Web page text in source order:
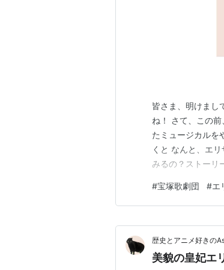
皆さま、明けまし
ね！ さて、この
たミュージカルを
くと なんと、エ
みるの？ストーリ
い、ぼくはーいま
輩がなっていたの
#宝塚歌劇団 #エ
歴史とアニメ好きの
美貌の皇妃エ